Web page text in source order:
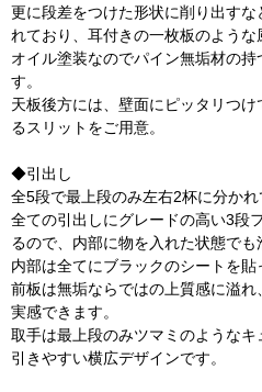
更に段差をつけた形状に削り出す
れており、耳付きの一枚板のような
オイル塗装なのでパイン無垢材の
す。
天板後方には、壁面にピッタリつ
るスリットをご用意。
◆引出し
全5段で最上段のみ左右2杯に分かれ
全ての引出しにグレードの高い3段
るので、内部に物を入れた状態でも
内部は全てにブラックのシートを貼
前板は無垢ならではの上質感に溢
実感できます。
取手は最上段のみツマミのような
引きやすい横広デザインです。